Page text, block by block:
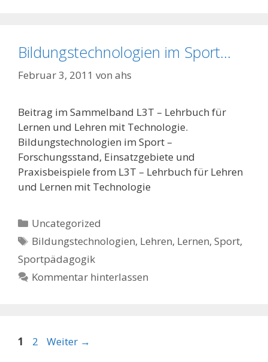
Bildungstechnologien im Sport…
Februar 3, 2011 von ahs
Beitrag im Sammelband L3T – Lehrbuch für
Lernen und Lehren mit Technologie.
Bildungstechnologien im Sport –
Forschungsstand, Einsatzgebiete und
Praxisbeispiele from L3T – Lehrbuch für Lehren
und Lernen mit Technologie
Kategorien
Uncategorized
Schlagwörter
Bildungstechnologien, Lehren, Lernen,Sport,
Sportpädagogik
Kommentar hinterlassen
Seite
1 Seite
2 Weiter →